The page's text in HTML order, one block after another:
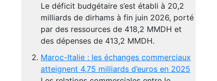
Le déficit budgétaire s’est établi à 20,2
milliards de dirhams à fin juin 2026, porté
par des ressources de 418,2 MMDH et
des dépenses de 413,2 MMDH.
Maroc-Italie : les échanges commerciaux
atteignent 4,75 milliards d’euros en 2025